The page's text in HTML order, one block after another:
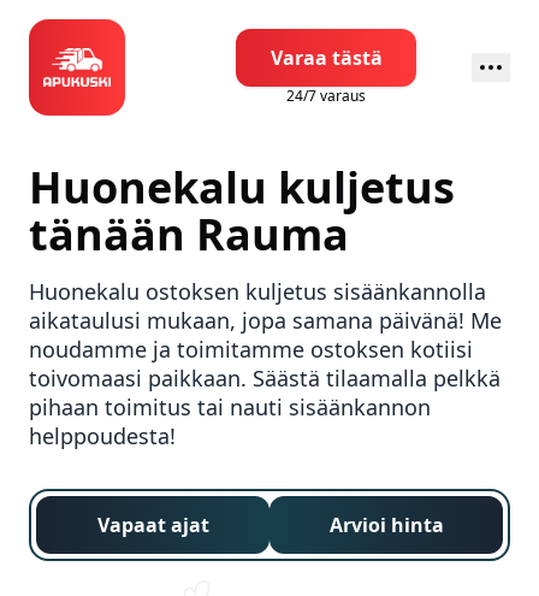
Varaa tästä
24/7 varaus
Huonekalu kuljetus
tänään Rauma
Huonekalu ostoksen kuljetus sisäänkannolla
aikataulusi mukaan, jopa samana päivänä! Me
noudamme ja toimitamme ostoksen kotiisi
toivomaasi paikkaan. Säästä tilaamalla pelkkä
pihaan toimitus tai nauti sisäänkannon
helppoudesta!
Vapaat ajat Arvioi hinta